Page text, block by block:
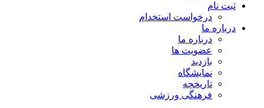
ثبت نام
درخواست استخدام
درباره ما
درباره ما
عضویت ها
بازدید
نمایشگاه
تاريخچه
فرهنگی ورزشی